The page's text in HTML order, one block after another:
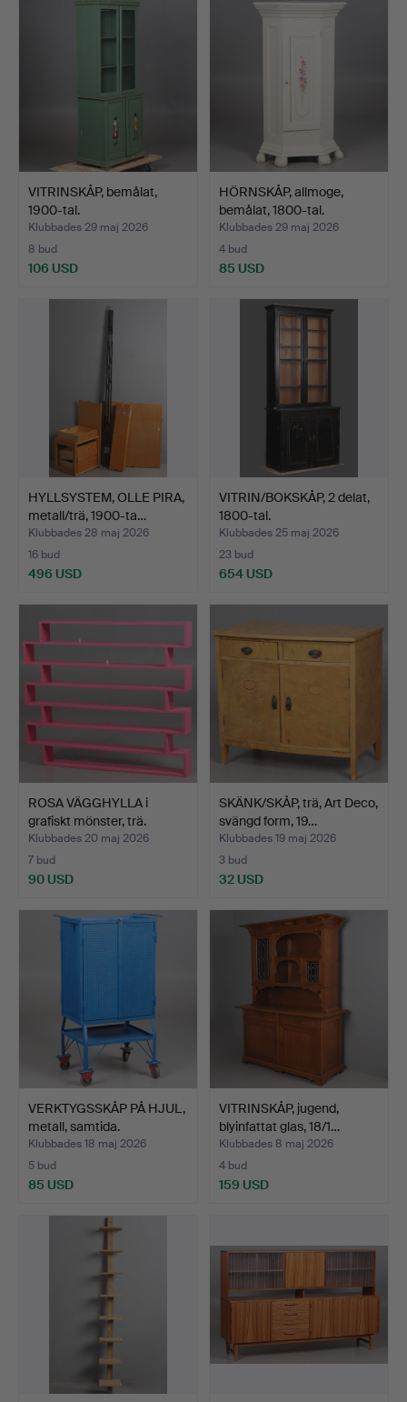
VITRINSKÅP, bemålat,
1900-tal.
Klubbades 29 maj 2026
8 bud
106 USD
HÖRNSKÅP, allmoge,
bemålat, 1800-tal.
Klubbades 29 maj 2026
4 bud
85 USD
HYLLSYSTEM, OLLE PIRA,
metall/trä, 1900-ta…
Klubbades 28 maj 2026
16 bud
496 USD
VITRIN/BOKSKÅP, 2 delat,
1800-tal.
Klubbades 25 maj 2026
23 bud
654 USD
ROSA VÄGGHYLLA i
grafiskt mönster, trä.
Klubbades 20 maj 2026
7 bud
90 USD
SKÄNK/SKÅP, trä, Art Deco,
svängd form, 19…
Klubbades 19 maj 2026
3 bud
32 USD
VERKTYGSSKÅP PÅ HJUL,
metall, samtida.
Klubbades 18 maj 2026
5 bud
85 USD
VITRINSKÅP, jugend,
blyinfattat glas, 18/1…
Klubbades 8 maj 2026
4 bud
159 USD